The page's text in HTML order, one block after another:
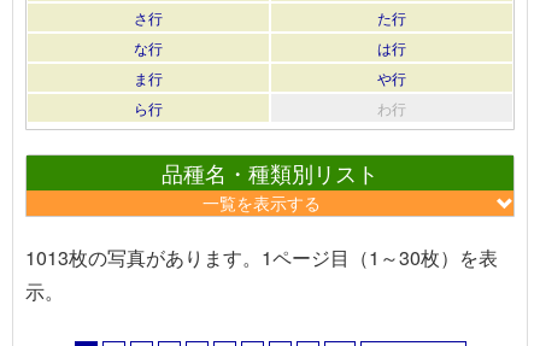
さ行
た行
な行
は行
ま行
や行
ら行
わ行
品種名・種類別リスト
一覧を表示する
1013枚の写真があります。1ページ目（1～30枚）を表
示。